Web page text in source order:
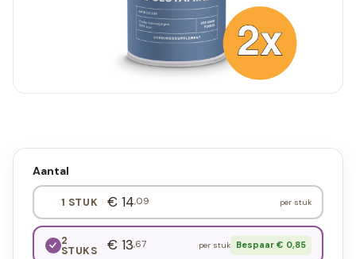
Aantal
1 STUK € 14,09 per stuk
2
STUKS € 13,67 per stuk Bespaar € 0,85